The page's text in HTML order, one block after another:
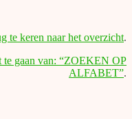
te keren naar het overzicht.
gaan van: “ZOEKEN OP
ALFABET”.